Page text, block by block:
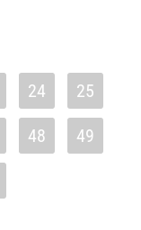
24 25
48 49